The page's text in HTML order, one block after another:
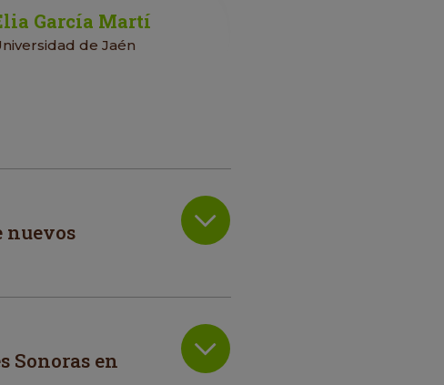
García Martí
de Jaén
nuevos
Sonoras en